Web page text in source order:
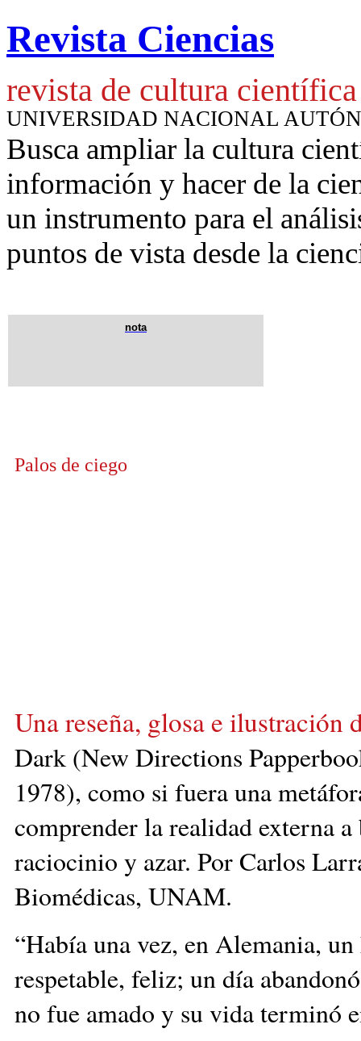
Revista Ciencias
revista de cultura científica
UNIVERSIDAD NACIONAL
Busca ampliar la cultura
información y hacer de la
un instrumento para el
puntos de vista desde la
nota
Palos de ciego
Una reseña, glosa e
Dark (New Directions
1978), como si fuera una
comprender la realidad externa
raciocinio y azar. Por Carlos
Biomédicas, UNAM.
“Había una vez, en Alemania,
respetable, feliz; un día
no fue amado y su vida terminó